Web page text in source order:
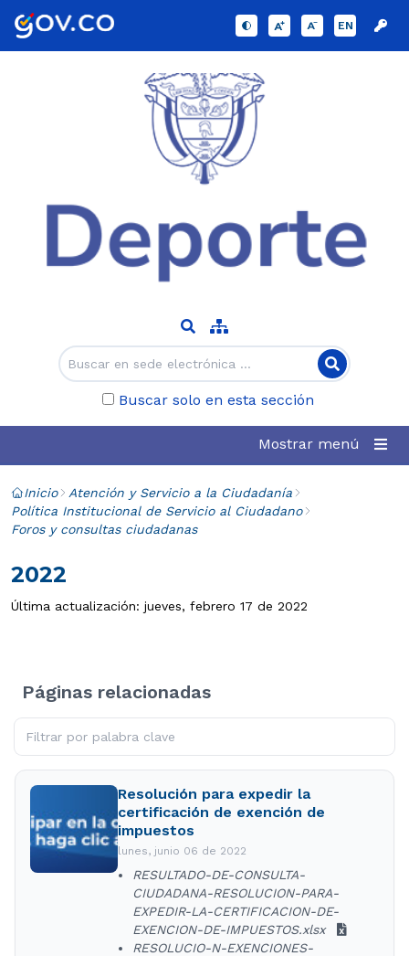
EN
Buscar solo en esta sección
Mostrar menú
Inicio
Atención y Servicio a la Ciudadanía
Política Institucional de Servicio al Ciudadano
Foros y consultas ciudadanas
2022
Última actualización: jueves, febrero 17 de 2022
Páginas relacionadas
Resolución para expedir la
certificación de exención de
impuestos
lunes, junio 06 de 2022
RESULTADO-DE-CONSULTA-
CIUDADANA-RESOLUCION-PARA-
EXPEDIR-LA-CERTIFICACION-DE-
EXENCION-DE-IMPUESTOS.xlsx
RESOLUCIO-N-EXENCIONES-